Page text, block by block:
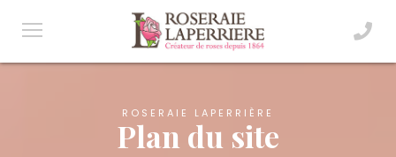
ROSERAIE LAPERRIÈRE
Plan du site